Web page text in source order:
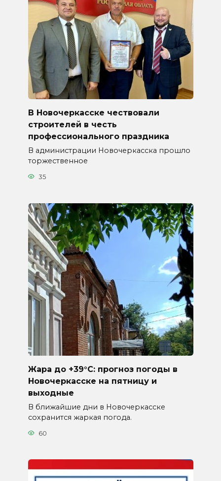
В Новочеркасске чествовали
строителей в честь
профессионального праздника
В администрации Новочеркасска прошло
торжественное
35
Жара до +39°C: прогноз погоды в
Новочеркасске на пятницу и
выходные
В ближайшие дни в Новочеркасске
сохранится жаркая погода.
60